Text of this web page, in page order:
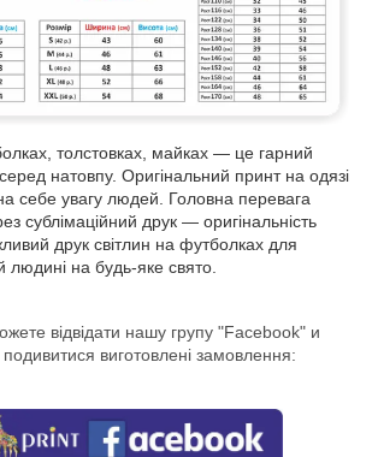
толстовках, майках — це гарний
натовпу. Оригінальний принт на одязі
себе увагу людей. Головна перевага
сублімаційний друк — оригінальність
друк світлин на футболках для
людині на будь-яке свято.
відвідати нашу групу "Facebook" и
виготовлені замовлення: